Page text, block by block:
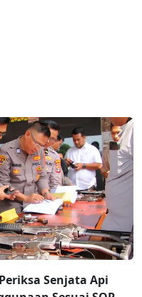
Senjata Api